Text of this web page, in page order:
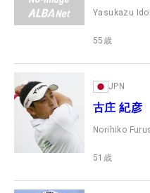
Yasukazu
55 歳
JPN
古庄 紀彦
Norihiko
51 歳